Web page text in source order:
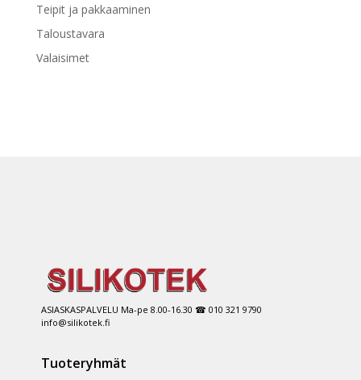
Teipit ja pakkaaminen
Taloustavara
Valaisimet
ASIASKASPALVELU Ma-pe 8.00-16.30 ☎ 010 321 9790
info@silikotek.fi
Tuoteryhmät